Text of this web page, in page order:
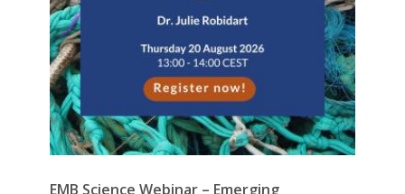
EMB Science Webinar – Emerging